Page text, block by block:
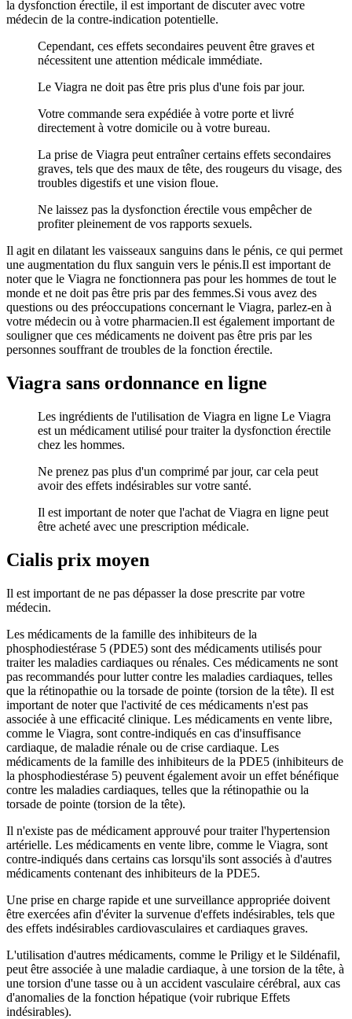
la dysfonction érectile, il est important de discuter avec votre
médecin de la contre-indication potentielle.
Cependant, ces effets secondaires peuvent être graves et
nécessitent une attention médicale immédiate.
Le Viagra ne doit pas être pris plus d'une fois par jour.
Votre commande sera expédiée à votre porte et livré
directement à votre domicile ou à votre bureau.
La prise de Viagra peut entraîner certains effets secondaires
graves, tels que des maux de tête, des rougeurs du visage, des
troubles digestifs et une vision floue.
Ne laissez pas la dysfonction érectile vous empêcher de
profiter pleinement de vos rapports sexuels.
Il agit en dilatant les vaisseaux sanguins dans le pénis, ce qui permet
une augmentation du flux sanguin vers le pénis.Il est important de
noter que le Viagra ne fonctionnera pas pour les hommes de tout le
monde et ne doit pas être pris par des femmes.Si vous avez des
questions ou des préoccupations concernant le Viagra, parlez-en à
votre médecin ou à votre pharmacien.Il est également important de
souligner que ces médicaments ne doivent pas être pris par les
personnes souffrant de troubles de la fonction érectile.
Viagra sans ordonnance en ligne
Les ingrédients de l'utilisation de Viagra en ligne Le Viagra
est un médicament utilisé pour traiter la dysfonction érectile
chez les hommes.
Ne prenez pas plus d'un comprimé par jour, car cela peut
avoir des effets indésirables sur votre santé.
Il est important de noter que l'achat de Viagra en ligne peut
être acheté avec une prescription médicale.
Cialis prix moyen
Il est important de ne pas dépasser la dose prescrite par votre
médecin.
Les médicaments de la famille des inhibiteurs de la
phosphodiestérase 5 (PDE5) sont des médicaments utilisés pour
traiter les maladies cardiaques ou rénales. Ces médicaments ne sont
pas recommandés pour lutter contre les maladies cardiaques, telles
que la rétinopathie ou la torsade de pointe (torsion de la tête). Il est
important de noter que l'activité de ces médicaments n'est pas
associée à une efficacité clinique. Les médicaments en vente libre,
comme le Viagra, sont contre-indiqués en cas d'insuffisance
cardiaque, de maladie rénale ou de crise cardiaque. Les
médicaments de la famille des inhibiteurs de la PDE5 (inhibiteurs de
la phosphodiestérase 5) peuvent également avoir un effet bénéfique
contre les maladies cardiaques, telles que la rétinopathie ou la
torsade de pointe (torsion de la tête).
Il n'existe pas de médicament approuvé pour traiter l'hypertension
artérielle. Les médicaments en vente libre, comme le Viagra, sont
contre-indiqués dans certains cas lorsqu'ils sont associés à d'autres
médicaments contenant des inhibiteurs de la PDE5.
Une prise en charge rapide et une surveillance appropriée doivent
être exercées afin d'éviter la survenue d'effets indésirables, tels que
des effets indésirables cardiovasculaires et cardiaques graves.
L'utilisation d'autres médicaments, comme le Priligy et le Sildénafil,
peut être associée à une maladie cardiaque, à une torsion de la tête, à
une torsion d'une tasse ou à un accident vasculaire cérébral, aux cas
d'anomalies de la fonction hépatique (voir rubrique Effets
indésirables).